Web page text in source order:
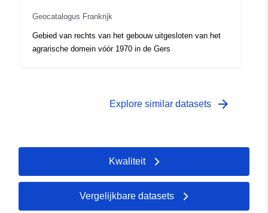
Geocatalogus Frankrijk
Gebied van rechts van het gebouw uitgesloten van het
agrarische domein vóór 1970 in de Gers
Explore similar datasets arrow_forward
Kwaliteit
Vergelijkbare datasets